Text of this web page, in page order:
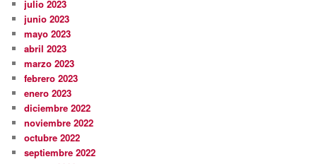
julio 2023
junio 2023
mayo 2023
abril 2023
marzo 2023
febrero 2023
enero 2023
diciembre 2022
noviembre 2022
octubre 2022
septiembre 2022